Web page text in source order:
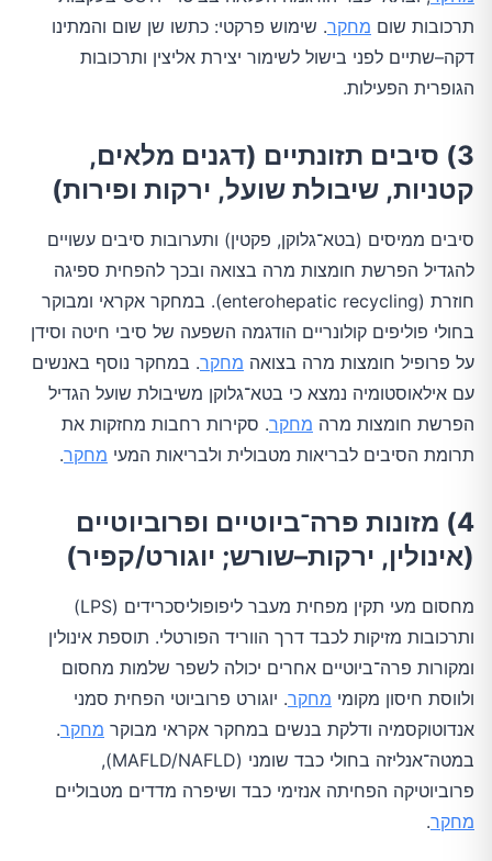
תרכובות שום מחקר. שימוש פרקטי: כתשו שן שום והמתינו
דקה–שתיים לפני בישול לשימור יצירת אליצין ותרכובות
הגופרית הפעילות.
3) סיבים תזונתיים (דגנים מלאים,
קטניות, שיבולת שועל, ירקות ופירות)
סיבים ממיסים (בטא־גלוקן, פקטין) ותערובות סיבים עשויים
להגדיל הפרשת חומצות מרה בצואה ובכך להפחית ספיגה
חוזרת (enterohepatic recycling). במחקר אקראי ומבוקר
בחולי פוליפים קולונריים הודגמה השפעה של סיבי חיטה וסידן
על פרופיל חומצות מרה בצואה מחקר. במחקר נוסף באנשים
עם אילאוסטומיה נמצא כי בטא־גלוקן משיבולת שועל הגדיל
הפרשת חומצות מרה מחקר. סקירות רחבות מחזקות את
תרומת הסיבים לבריאות מטבולית ולבריאות המעי מחקר.
4) מזונות פרה־ביוטיים ופרוביוטיים
(אינולין, ירקות–שורש; יוגורט/קפיר)
מחסום מעי תקין מפחית מעבר ליפופוליסכרידים (LPS)
ותרכובות מזיקות לכבד דרך הווריד הפורטלי. תוספת אינולין
ומקורות פרה־ביוטיים אחרים יכולה לשפר שלמות מחסום
ולווסת חיסון מקומי מחקר. יוגורט פרוביוטי הפחית סמני
אנדוטוקסמיה ודלקת בנשים במחקר אקראי מבוקר מחקר.
במטה־אנליזה בחולי כבד שומני (MAFLD/NAFLD),
פרוביוטיקה הפחיתה אנזימי כבד ושיפרה מדדים מטבוליים
מחקר.